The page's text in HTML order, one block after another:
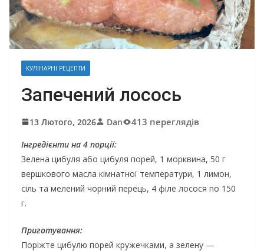
КУЛІНАРНІ РЕЦЕПТИ
Запечений лосось
13 Лютого, 2026 Dan 413 переглядів
Інгредієнти на 4 порції:
Зелена цибуля або цибуля порей, 1 морквина, 50 г
вершкового масла кімнатної температури, 1 лимон,
сіль та мелений чорний перець, 4 філе лосося по 150
г.
Приготування:
Поріжте цибулю порей кружечками, а зелену —